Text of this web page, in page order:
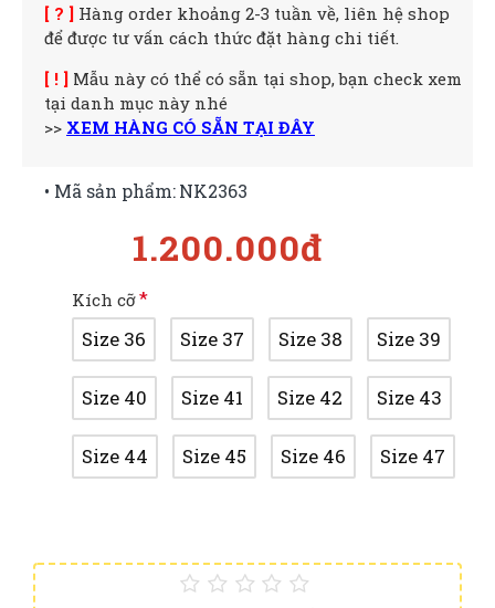
[ ? ] Hàng order khoảng 2-3 tuần về, liên hệ shop
để được tư vấn cách thức đặt hàng chi tiết.
[ ! ] Mẫu này có thể có sẵn tại shop, bạn check xem
tại danh mục này nhé
>> XEM HÀNG CÓ SẴN TẠI ĐÂY
1.200.000đ
• Mã sản phẩm:NK2363
Kích cỡ
Size 36 Size 37 Size 38 Size 39
Size 40 Size 41 Size 42 Size 43
Size 44 Size 45 Size 46 Size 47